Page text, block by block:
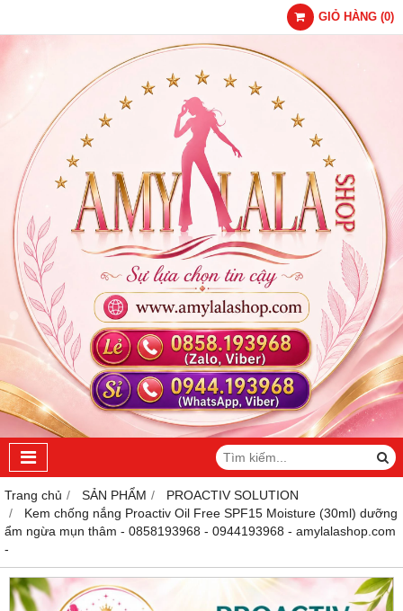
GIỎ HÀNG (0)
Trang chủ SẢN PHẨM
PROACTIV SOLUTION
Kem chống nắng Proactiv Oil Free SPF15 Moisture (30ml) dưỡng
ẩm ngừa mụn thâm - 0858193968 - 0944193968 - amylalashop.com
-